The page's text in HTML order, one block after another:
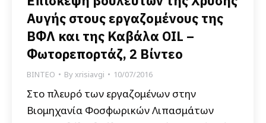
Αυγής στους εργαζομένους της
ΒΦΛ και της Καβάλα OIL –
Φωτορεπορτάζ, 2 Βίντεο
ΒΙΝΤΕΟ Byxrisiavgi 10/07/2016
Στο πλευρό των εργαζομένων στην
Βιομηχανία Φοσφωρικών Λιπασμάτων